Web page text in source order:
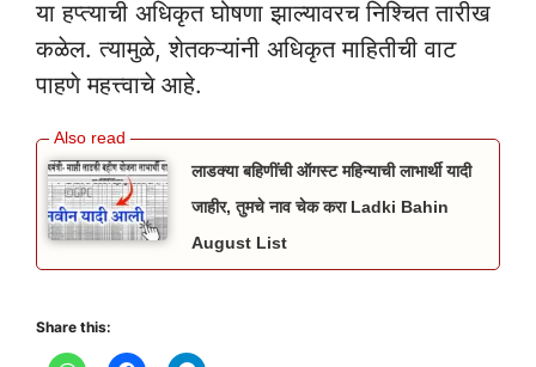
या हप्त्याची अधिकृत घोषणा झाल्यावरच निश्चित तारीख
कळेल. त्यामुळे, शेतकऱ्यांनी अधिकृत माहितीची वाट
पाहणे महत्त्वाचे आहे.
लाडक्या बहिणींची ऑगस्ट महिन्याची लाभार्थी यादी
जाहीर, तुमचे नाव चेक करा Ladki Bahin
August List
Share this: